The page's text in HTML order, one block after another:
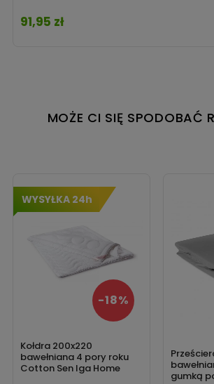
Cena
91,95 zł
MOŻE CI SIĘ SPODOBAĆ
WYSYŁKA 24h
Kołdra 200x220
bawełniana 4 pory roku
Cotton Sen Iga Home
-18%
gumką